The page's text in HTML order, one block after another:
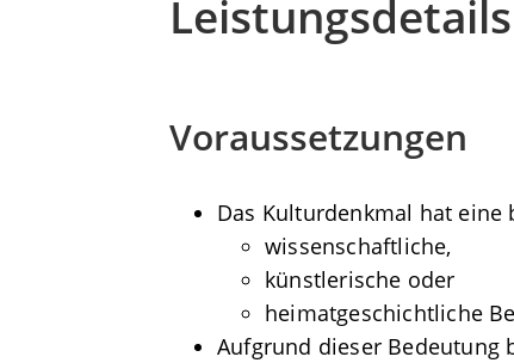
Leistungsdetails
Voraussetzungen
Das Kulturdenkmal hat eine
wissenschaftliche,
künstlerische oder
heimatgeschichtliche
Aufgrund dieser Bedeutung